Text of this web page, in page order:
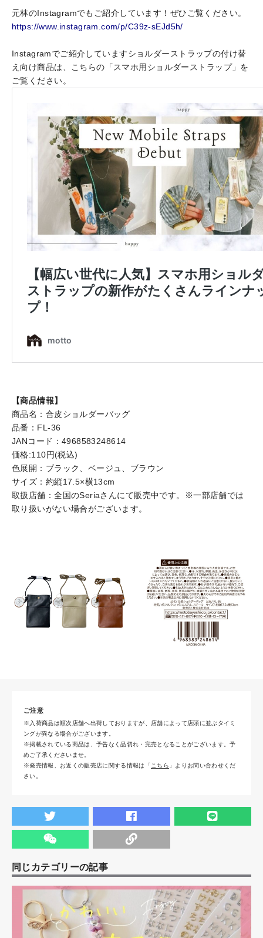
元林のInstagramでもご紹介しています！ぜひご覧ください。
https://www.instagram.com/p/C39z-sEJd5h/
Instagramでご紹介していますショルダーストラップの付け替
え向け商品は、こちらの「スマホ用ショルダーストラップ」を
ご覧ください。
【商品情報】
商品名：合皮ショルダーバッグ
品番：FL-36
JANコード：4968583248614
価格:110円(税込)
色展開：ブラック、ベージュ、ブラウン
サイズ：約縦17.5×横13cm
取扱店舗：全国のSeriaさんにて販売中です。※一部店舗では
取り扱いがない場合がございます。
ご注意
※入荷商品は順次店舗へ出荷しておりますが、店舗によって店頭に並ぶタイミ
ングが異なる場合がございます。
※掲載されている商品は、予告なく品切れ・完売となることがございます。予
めご了承くださいませ。
※発売情報、お近くの販売店に関する情報は「 こちら 」よりお問い合わせくだ
さい。
同じカテゴリーの記事